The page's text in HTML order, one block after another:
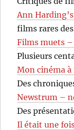
Ann
films rares
Films muets
Plusieurs
Mon cinéma à
Des
Newstrum –
Des
Il était une